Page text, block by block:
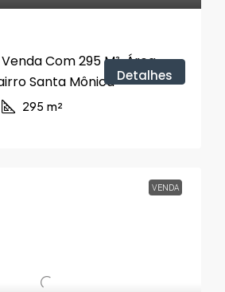
Com 295 M², Área
Santa Mônica
295 m²
Detalhes
VENDA